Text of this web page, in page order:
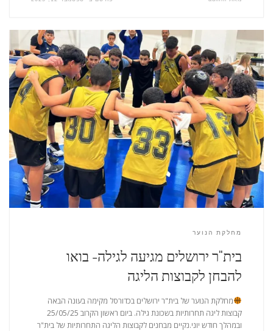
מחלקת הנוער
בית"ר ירושלים מגיעה לגילה- בואו
להבחן לקבוצות הליגה
מחלקת הנוער של בית"ר ירושלים בכדורסל מקימה בעונה הבאה
קבוצות ליגה תחרותיות בשכונת גילה. ביום ראשון הקרוב 25/05/25
ובמהלך חודש יוני.נקיים מבחנים לקבוצות הליגה התחרותיות של בית"ר